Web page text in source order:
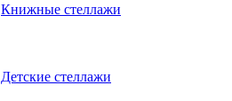
Книжные стеллажи
Детские стеллажи